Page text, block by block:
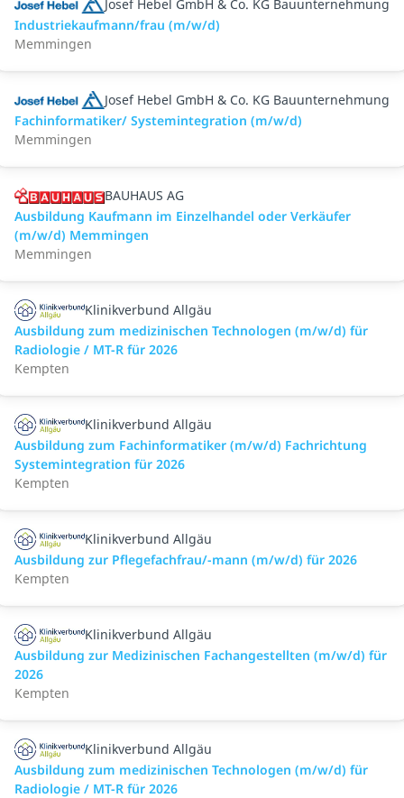
Josef Hebel GmbH & Co. KG Bauunternehmung
Industriekaufmann/frau (m/w/d)
Memmingen
Josef Hebel GmbH & Co. KG Bauunternehmung
Fachinformatiker/ Systemintegration (m/w/d)
Memmingen
BAUHAUS AG
Ausbildung Kaufmann im Einzelhandel oder Verkäufer
(m/w/d) Memmingen
Memmingen
Klinikverbund Allgäu
Ausbildung zum medizinischen Technologen (m/w/d) für
Radiologie / MT-R für 2026
Kempten
Klinikverbund Allgäu
Ausbildung zum Fachinformatiker (m/w/d) Fachrichtung
Systemintegration für 2026
Kempten
Klinikverbund Allgäu
Ausbildung zur Pflegefachfrau/-mann (m/w/d) für 2026
Kempten
Klinikverbund Allgäu
Ausbildung zur Medizinischen Fachangestellten (m/w/d) für
2026
Kempten
Klinikverbund Allgäu
Ausbildung zum medizinischen Technologen (m/w/d) für
Radiologie / MT-R für 2026